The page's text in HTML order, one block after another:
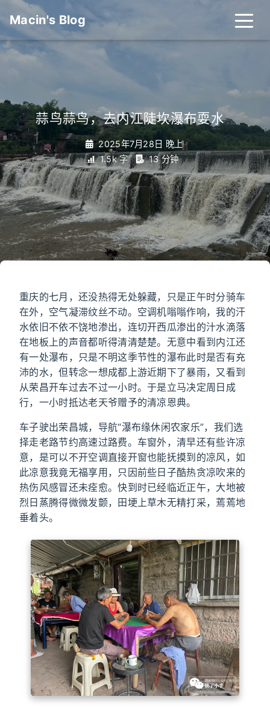
Macin's Blog
蒜鸟蒜鸟，去内江陡坎瀑布耍水_
2025年7月28日 晚上
1.5k 字
13 分钟
重庆的七月，还没热得无处躲藏，只是正午时分骑车
在外，空气凝滞纹丝不动。空调机嗡嗡作响，我的汗
水依旧不依不饶地渗出，连切开西瓜渗出的汁水滴落
在地板上的声音都听得清清楚楚。无意中看到内江还
有一处瀑布，只是不明这季节性的瀑布此时是否有充
沛的水，但转念一想成都上游近期下了暴雨，又看到
从荣昌开车过去不过一小时。于是立马决定周日成
行，一小时抵达老天爷赠予的清凉恩典。
车子驶出荣昌城，导航“瀑布缘休闲农家乐”，我们选
择走老路节约高速过路费。车窗外，清早还有些许凉
意，是可以不开空调直接开窗也能抚摸到的凉风，如
此凉意我竟无福享用，只因前些日子酷热贪凉吹来的
热伤风感冒还未痊愈。快到时已经临近正午，大地被
烈日蒸腾得微微发颤，田埂上草木无精打采，蔫蔫地
垂着头。